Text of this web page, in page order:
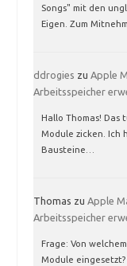
Songs" mit den
Eigen. Zum
ddrogies zuApple
Arbeitsspeicher
Hallo Thomas! Das
Module zicken. Ich
Bausteine…
Thomas zuApple
Arbeitsspeicher
Frage: Von
Module